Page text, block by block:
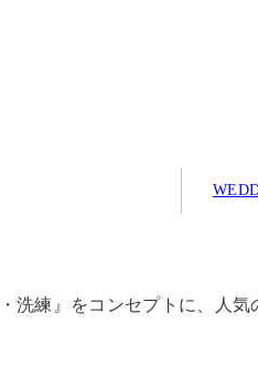
洗練』をコンセプトに、人